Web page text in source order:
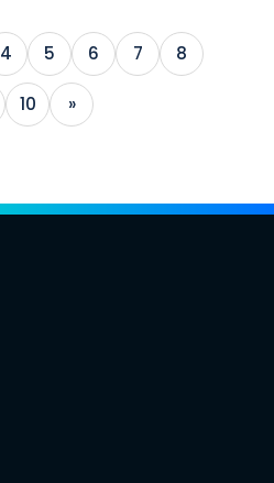
4 5 6 7 8
10 »